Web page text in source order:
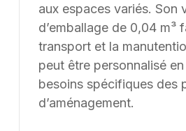
aux espaces variés. Son
d’emballage de 0,04 m³
transport et la
peut être personnalisé
besoins spécifiques des
d’aménagement.